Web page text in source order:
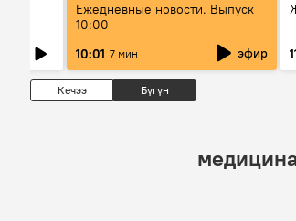
Ежедневные новости. Выпуск
10:00
10:01 7 мин эфир
Кечээ Бүгүн